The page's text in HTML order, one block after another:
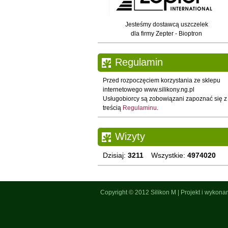
Jesteśmy dostawcą uszczelek
dla firmy Zepter - Bioptron
Regulamin
Przed rozpoczęciem korzystania ze sklepu
internetowego www.silikony.ng.pl
Usługobiorcy są zobowiązani zapoznać się z
treścią Regulaminu.
Wizyty
Dzisiaj: 3211 Wszystkie: 4974020
Copyright © 2012 Silikon M Projekt i